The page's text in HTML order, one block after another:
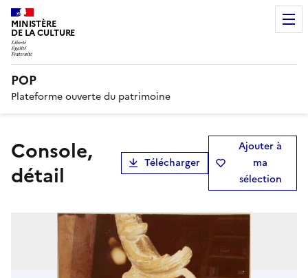
MINISTÈRE
DE LA CULTURE
POP
Plateforme ouverte du patrimoine
console,
détail
Télécharger
Ajouter à
ma
sélection